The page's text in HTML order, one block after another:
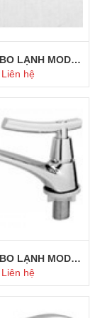
Mua ngay
VÒI LAVABO LẠNH MODEL 118
Liên hệ
VÒI LAVABO LẠNH MODEL 116
Liên hệ